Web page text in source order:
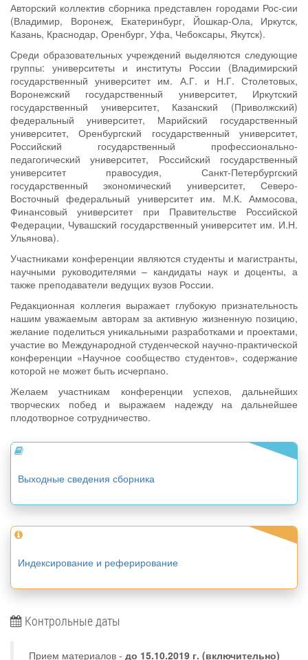
Авторский коллектив сборника представлен городами Рос-сии
(Владимир, Воронеж, Екатеринбург, Йошкар-Ола, Иркутск,
Казань, Краснодар, Оренбург, Уфа, Чебоксары, Якутск).
Среди образовательных учреждений выделяются следующие
группы: университеты и институты России (Владимирский
государственный университет им. А.Г. и Н.Г. Столетовых,
Воронежский государственный университет, Иркутский
государственный университет, Казанский (Приволжский)
федеральный университет, Марийский государственный
университет, Оренбургский государственный университет,
Российский государственный профессионально-
педагогический университет, Российский государственный
университет правосудия, Санкт-Петербургский
государственный экономический университет, Северо-
Восточный федеральный университет им. М.К. Аммосова,
Финансовый университет при Правительстве Российской
Федерации, Чувашский государственный университет им. И.Н.
Ульянова).
Участниками конференции являются студенты и магистранты,
научными руководителями – кандидаты наук и доценты, а
также преподаватели ведущих вузов России.
Редакционная коллегия выражает глубокую признательность
нашим уважаемым авторам за активную жизненную позицию,
желание поделиться уникальными разработками и проектами,
участие во Международной студенческой научно-практической
конференции «Научное сообщество студентов», содержание
которой не может быть исчерпано.
Желаем участникам конференции успехов, дальнейших
творческих побед и выражаем надежду на дальнейшее
плодотворное сотрудничество.
Выходные сведения сборника
Индексирование и реферирование
Контрольные даты
Прием материалов - до 15.10.2019 г. (включительно)